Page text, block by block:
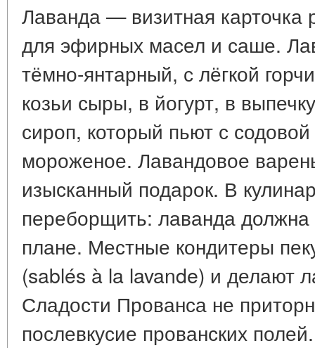
Лаванда — визитная карточка
для эфирных масел и саше.
тёмно-янтарный, с лёгкой
козьи сыры, в йогурт, в
сироп, который пьют с
мороженое. Лавандовое
изысканный подарок. В
переборщить: лаванда должна
плане. Местные кондитеры
(sablés à la lavande) и делают
Сладости Прованса не
послевкусие прованских полей.